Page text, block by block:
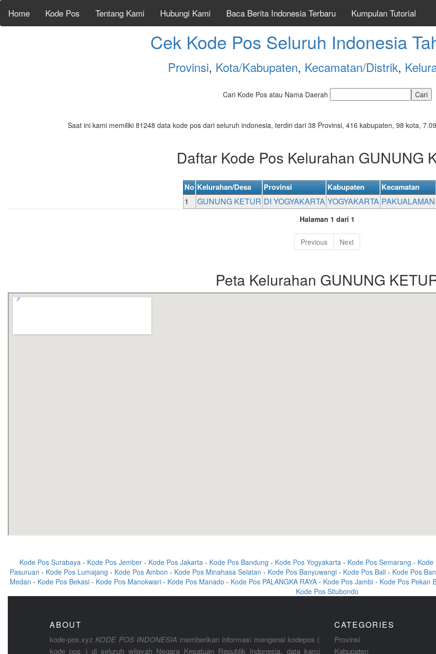
Home Kode Pos Tentang Kami Hubungi Kami Baca Berita Indonesia Terbaru Kumpulan Tutorial
Cek Kode Pos Seluruh Indonesia
Provinsi, Kota/Kabupaten, Kecamatan/Distrik,
Cari Kode Pos atau Nama Daerah
Saat ini kami memiliki 81248 data kode pos dari seluruh indonesia, terdiri dari 38 Provinsi, 416 kabupaten, 98 kota,
Daftar Kode Pos Kelurahan GUNUNG
No Kelurahan/Desa Provinsi Kabupaten Kecamatan
1 GUNUNG KETUR DI YOGYAKARTA YOGYAKARTA PAKUALAMAN
Halaman 1 dari 1
Previous Next
Peta Kelurahan GUNUNG
Kode Pos Surabaya - Kode Pos Jember - Kode Pos Jakarta - Kode Pos Bandung - Kode Pos Yogyakarta - Kode Pos Semarang - Kode
Pasuruan - Kode Pos Lumajang - Kode Pos Ambon - Kode Pos Minahasa Selatan - Kode Pos Banyuwangi- Kode Pos Bali- Kode Pos
Medan - Kode Pos Bekasi - Kode Pos Manokwari - Kode Pos Manado - Kode Pos PALANGKA RAYA - Kode Pos Jambi - Kode Pos Pekan
Kode Pos Situbondo
ABOUT
kode-pos.xyz KODE POS INDONESIA memberikan informasi mengenai kodepos (
kode pos ) di seluruh wilayah Negara Kesatuan Republik Indonesia, data kami
CATEGORIES
Provinsi
Kabupaten